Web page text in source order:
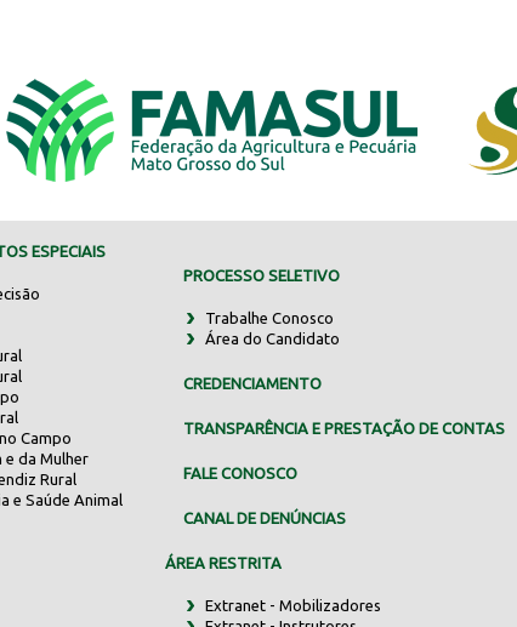
ESPECIAIS
Campo
e da Mulher
Rural
e Saúde Animal
PROCESSO SELETIVO
Trabalhe Conosco
Área do Candidato
CREDENCIAMENTO
TRANSPARÊNCIA E PRESTAÇÃO DE CONTAS
FALE CONOSCO
CANAL DE DENÚNCIAS
ÁREA RESTRITA
Extranet - Mobilizadores